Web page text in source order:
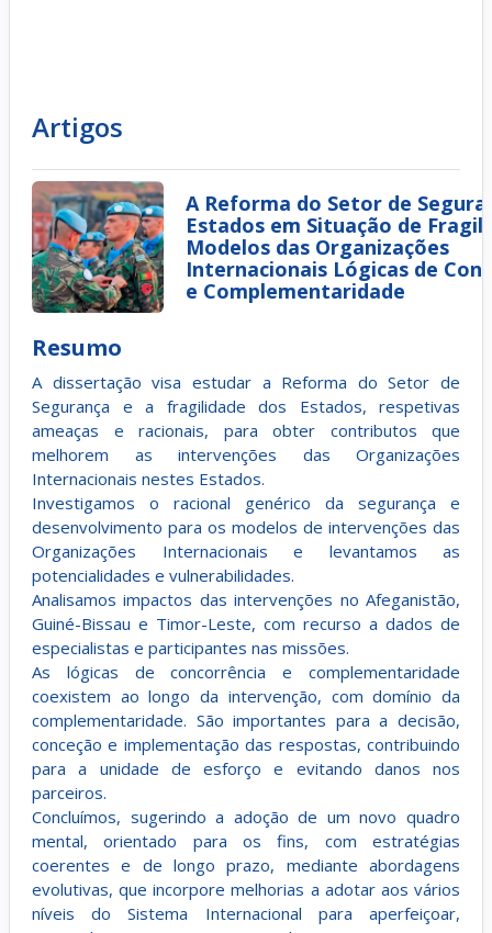
Artigos
A Reforma do Setor de
Estados em Situação de
Modelos das Organizações
Internacionais Lógicas de
e Complementaridade
Resumo
A dissertação visa estudar a Reforma do Setor de
Segurança e a fragilidade dos Estados, respetivas
ameaças e racionais, para obter contributos que
melhorem as intervenções das Organizações
Internacionais nestes Estados.
Investigamos o racional genérico da segurança e
desenvolvimento para os modelos de intervenções das
Organizações Internacionais e levantamos as
potencialidades e vulnerabilidades.
Analisamos impactos das intervenções no Afeganistão,
Guiné-Bissau e Timor-Leste, com recurso a dados de
especialistas e participantes nas missões.
As lógicas de concorrência e complementaridade
coexistem ao longo da intervenção, com domínio da
complementaridade. São importantes para a decisão,
conceção e implementação das respostas, contribuindo
para a unidade de esforço e evitando danos nos
parceiros.
Concluímos, sugerindo a adoção de um novo quadro
mental, orientado para os fins, com estratégias
coerentes e de longo prazo, mediante abordagens
evolutivas, que incorpore melhorias a adotar aos vários
níveis do Sistema Internacional para aperfeiçoar,